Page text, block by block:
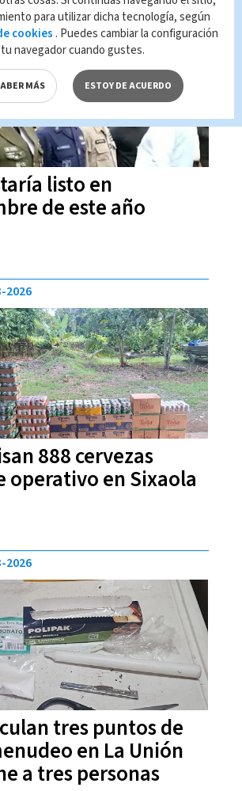
listo en
de este año
2026
888 cervezas
operativo en Sixaola
2026
tres puntos de
en La Unión
a tres personas
2026
para utilizar dicha tecnología, según
cookies . Puedes cambiar la configuración
navegador cuando gustes.
MÁS ESTOY DE ACUERDO